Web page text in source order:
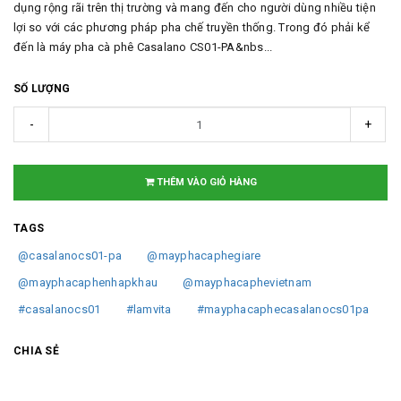
dụng rộng rãi trên thị trường và mang đến cho người dùng nhiều tiện
lợi so với các phương pháp pha chế truyền thống. Trong đó phải kể
đến là máy pha cà phê Casalano CS01-PA&nbs...
SỐ LƯỢNG
- +
THÊM VÀO GIỎ HÀNG
TAGS
@casalanocs01-pa
@mayphacaphegiare
@mayphacaphenhapkhau
@mayphacaphevietnam
#casalanocs01
#lamvita #mayphacaphecasalanocs01pa
CHIA SẺ